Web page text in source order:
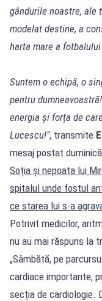
gândurile noastre, ale
modelat destine, a
harta mare a
Suntem o echipă, o
pentru
energia și forța de
Lucescu!", transmite
mesaj postat
Soția și nepoata lui
spitalul unde fostul
ce starea lui s-a
Potrivit medicilor,
nu au mai răspuns la
„Sâmbătă, pe
cardiace importante,
secția de cardiologie.